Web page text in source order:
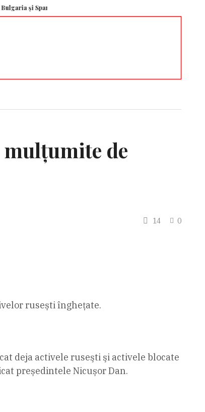
Spania au semnat un acord pentru operațiuni transfrontaliere de
de
14
0
rusești înghețate.
deja activele ruseşti şi activele blocate
președintele Nicușor Dan.